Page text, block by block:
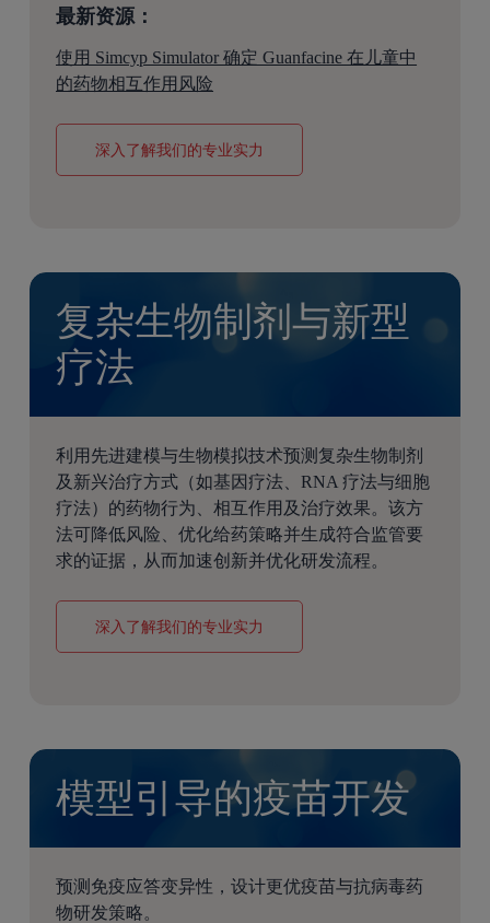
最新资源：
使用 Simcyp Simulator 确定 Guanfacine 在儿童中
的药物相互作用风险
深入了解我们的专业实力
复杂生物制剂与新型
疗法
利用先进建模与生物模拟技术预测复杂生物制剂
及新兴治疗方式（如基因疗法、RNA 疗法与细胞
疗法）的药物行为、相互作用及治疗效果。该方
法可降低风险、优化给药策略并生成符合监管要
求的证据，从而加速创新并优化研发流程。
深入了解我们的专业实力
模型引导的疫苗开发
预测免疫应答变异性，设计更优疫苗与抗病毒药
物研发策略。